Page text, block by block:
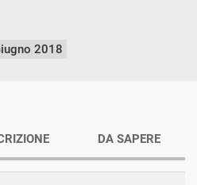
2018
DA SAPERE